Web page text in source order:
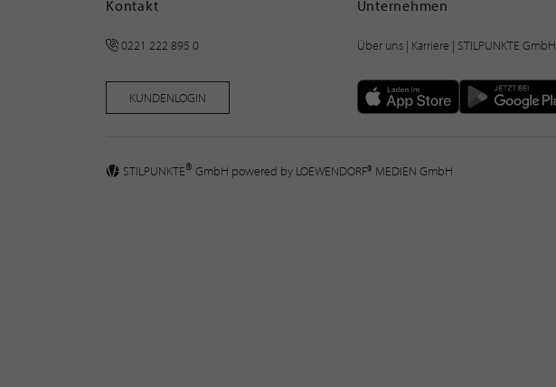
Kontakt
0221 222 895 0
KUNDENLOGIN
Unternehmen
Über uns| Karriere | STILPUNKTE GmbH
STILPUNKTE® GmbH powered by LOEWENDORF® MEDIEN GmbH